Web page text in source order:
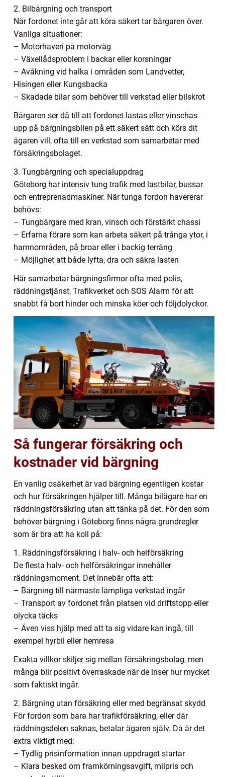
2. Bilbärgning och transport
När fordonet inte går att köra säkert tar bärgaren över.
Vanliga situationer:
– Motorhaveri på motorväg
– Växellådsproblem i backar eller korsningar
– Avåkning vid halka i områden som Landvetter,
Hisingen eller Kungsbacka
– Skadade bilar som behöver till verkstad eller bilskrot
Bärgaren ser då till att fordonet lastas eller vinschas
upp på bärgningsbilen på ett säkert sätt och körs dit
ägaren vill, ofta till en verkstad som samarbetar med
försäkringsbolaget.
3. Tungbärgning och specialuppdrag
Göteborg har intensiv tung trafik med lastbilar, bussar
och entreprenadmaskiner. När tunga fordon havererar
behövs:
– Tungbärgare med kran, vinsch och förstärkt chassi
– Erfarna förare som kan arbeta säkert på trånga ytor, i
hamnområden, på broar eller i backig terräng
– Möjlighet att både lyfta, dra och säkra lasten
Här samarbetar bärgningsfirmor ofta med polis,
räddningstjänst, Trafikverket och SOS Alarm för att
snabbt få bort hinder och minska köer och följdolyckor.
Så fungerar försäkring och
kostnader vid bärgning
En vanlig osäkerhet är vad bärgning egentligen kostar
och hur försäkringen hjälper till. Många bilägare har en
räddningsförsäkring utan att tänka på det. För den som
behöver bärgning i Göteborg finns några grundregler
som är bra att ha koll på:
1. Räddningsförsäkring i halv- och helförsäkring
De flesta halv- och helförsäkringar innehåller
räddningsmoment. Det innebär ofta att:
– Bärgning till närmaste lämpliga verkstad ingår
– Transport av fordonet från platsen vid driftstopp eller
olycka täcks
– Även viss hjälp med att ta sig vidare kan ingå, till
exempel hyrbil eller hemresa
Exakta villkor skiljer sig mellan försäkringsbolag, men
många blir positivt överraskade när de inser hur mycket
som faktiskt ingår.
2. Bärgning utan försäkring eller med begränsat skydd
För fordon som bara har trafikförsäkring, eller där
räddningsdelen saknas, betalar ägaren själv. Då är det
extra viktigt med:
– Tydlig prisinformation innan uppdraget startar
– Klara besked om framkörningsavgift, milpris och